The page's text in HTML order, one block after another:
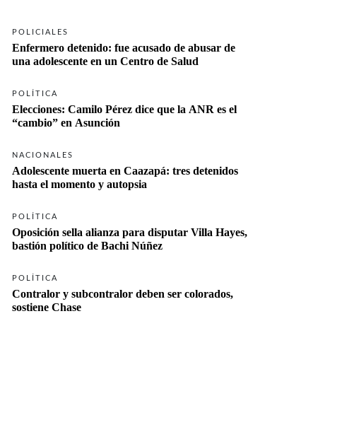
POLICIALES
Enfermero detenido: fue acusado de abusar de
una adolescente en un Centro de Salud
POLÍTICA
Elecciones: Camilo Pérez dice que la ANR es el
NACIONALES
Adolescente muerta en Caazapá: tres detenidos
hasta el momento y autopsia
POLÍTICA
Oposición sella alianza para disputar Villa Hayes,
bastión político de Bachi Núñez
POLÍTICA
Contralor y subcontralor deben ser colorados,
sostiene Chase